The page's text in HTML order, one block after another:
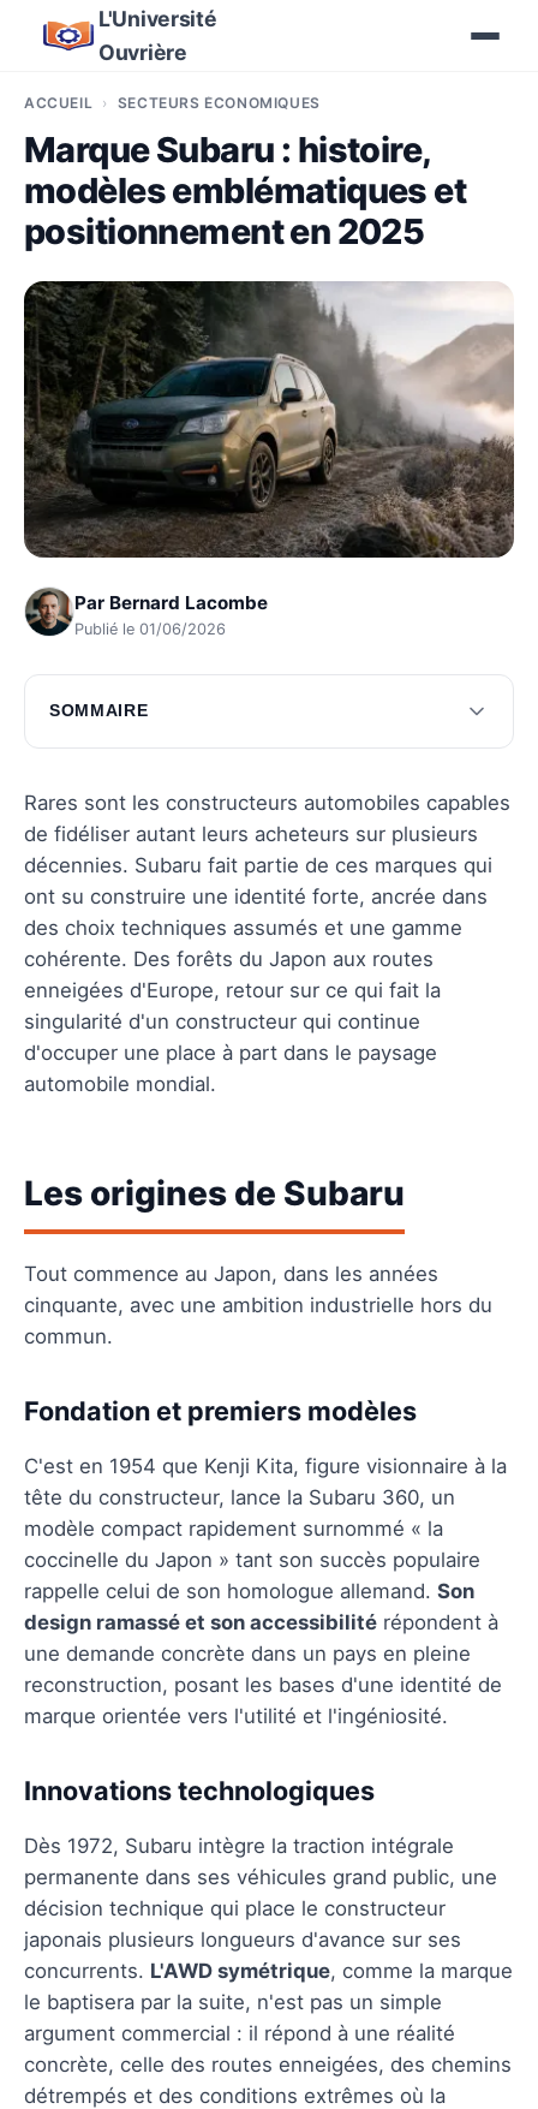
L'Université
Ouvrière
ACCUEIL SECTEURS ÉCONOMIQUES
Marque Subaru : histoire,
modèles emblématiques et
positionnement en 2025
Par Bernard Lacombe
Publié le 01/06/2026
SOMMAIRE
Les origines de Subaru
Modèles emblématiques de Subaru
Positionnement actuel de Subaru
Subaru et l'avenir
Conclusion sur Subaru
Questions fréquentes
Rares sont les constructeurs automobiles capables
de fidéliser autant leurs acheteurs sur plusieurs
décennies. Subaru fait partie de ces marques qui
ont su construire une identité forte, ancrée dans
des choix techniques assumés et une gamme
cohérente. Des forêts du Japon aux routes
enneigées d'Europe, retour sur ce qui fait la
singularité d'un constructeur qui continue
d'occuper une place à part dans le paysage
automobile mondial.
Les origines de Subaru
Tout commence au Japon, dans les années
cinquante, avec une ambition industrielle hors du
commun.
Fondation et premiers modèles
C'est en 1954 que Kenji Kita, figure visionnaire à la
tête du constructeur, lance la Subaru 360, un
modèle compact rapidement surnommé « la
coccinelle du Japon » tant son succès populaire
rappelle celui de son homologue allemand. Son
design ramassé et son accessibilité répondent à
une demande concrète dans un pays en pleine
reconstruction, posant les bases d'une identité de
marque orientée vers l'utilité et l'ingéniosité.
Innovations technologiques
Dès 1972, Subaru intègre la traction intégrale
permanente dans ses véhicules grand public, une
décision technique qui place le constructeur
japonais plusieurs longueurs d'avance sur ses
concurrents. L'AWD symétrique, comme la marque
le baptisera par la suite, n'est pas un simple
argument commercial : il répond à une réalité
concrète, celle des routes enneigées, des chemins
détrempés et des conditions extrêmes où la